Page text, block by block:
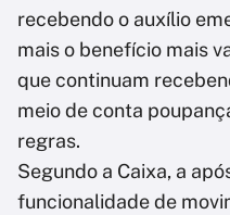
recebendo o auxílio
mais o benefício mais
que continuam
meio de conta
regras.
Segundo a Caixa, a
funcionalidade de